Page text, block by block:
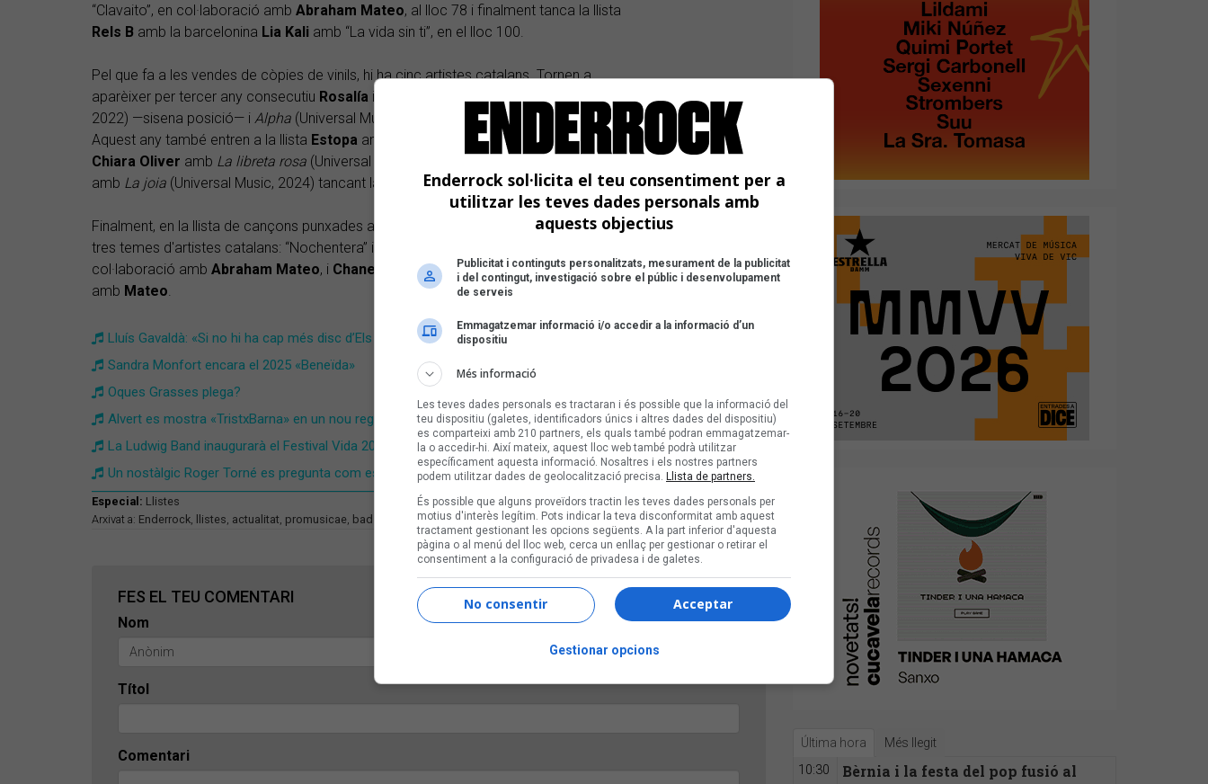
“Clavaito”, en col·laboració amb Abraham Mateo, al lloc 78 i finalment tanca la llista
Rels B amb la barcelonina Lia Kali amb “La vida sin ti”, en el lloc 100.
Pel que fa a les vendes de còpies de vinils, hi ha cinc artistes catalans. Tornen a
aparèixer per tercer any consecutiu Rosalía i Motomami(Sony Music,
2022) —sisena posició— i Alpha (Universal Music, 2023) —42a posició— respectivament.
Aquest any també entren a la llista Estopa amb
(Sony Music, 2024) en 10è lloc,
Chiara Oliver amb La libreta rosa (Universal Music, 2024) en 84a posició i
amb La joia (Universal Music, 2024) tancant la llista al 100.
Finalment, en la llista de cançons punxades a les ràdios espanyoles només hi apareixen
tres temes d'artistes catalans: “Nochentera” i “Te quiero” de
col·laboració amb Abraham Mateo, i Chanel
amb “Clavaito”, també en col·laboració
amb Mateo.
Lluís Gavaldà: «Si no hi ha cap més disc d’Els Pets, tampoc no s'ensorrarà el país»
Sandra Monfort encara el 2025 «Beneïda»
Oques Grasses plega?
Alvert es mostra «TristxBarna» en un nou reggaeton obscur de despit i nocturnitat
​La Ludwig Band inaugurarà el Festival Vida 2025 amb una banda de setze músics
​Un nostàlgic Roger Torné es pregunta com està ara la seva exparella
Especial: Llistes
Arxivat a: Enderrock llistes actualitat promusicae bad gyal oques grasses,Figa Flawas,The Tyets ,estopa,Aitana
FES EL TEU COMENTARI
Nom
Títol
Comentari
Última hora Més llegit
10:30
Bèrnia i la festa del pop fusió al
Enderrock sol·licita el teu consentiment per a
utilitzar les teves dades personals amb
aquests objectius
Publicitat i continguts personalitzats, mesurament de la publicitat
i del contingut, investigació sobre el públic i desenvolupament
de serveis
Emmagatzemar informació i/o accedir a la informació d’un
dispositiu
Més informació
Les teves dades personals es tractaran i és possible que la informació del
teu dispositiu (galetes, identificadors únics i altres dades del dispositiu)
es comparteixi amb 210 partners, els quals també podran emmagatzemar-
la o accedir-hi. Així mateix, aquest lloc web també podrà utilitzar
específicament aquesta informació. Nosaltres i els nostres partners
podem utilitzar dades de geolocalització precisa. Llista de partners.
És possible que alguns proveïdors tractin les teves dades personals per
motius d'interès legítim. Pots indicar la teva disconformitat amb aquest
tractament gestionant les opcions següents. A la part inferior d'aquesta
pàgina o al menú del lloc web, cerca un enllaç per gestionar o retirar el
consentiment a la configuració de privadesa i de galetes.
Acceptar
No consentir
Gestionar opcions